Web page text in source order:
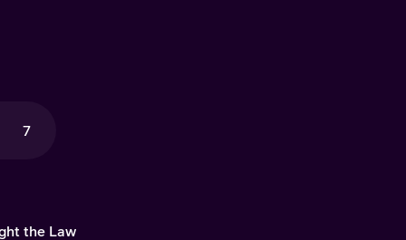
7
the Law